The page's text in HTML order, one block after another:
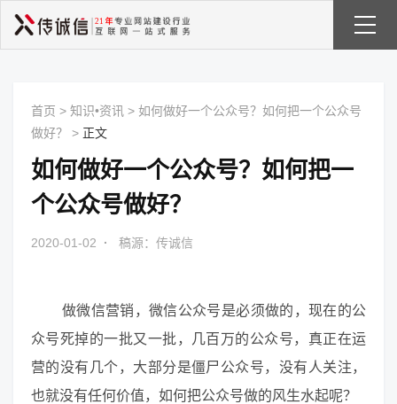
首页 > 知识•资讯 > 如何做好一个公众号？如何把一个公众号
做好？
> 正文
如何做好一个公众号？如何把一
个公众号做好？
2020-01-02 · 稿源：传诚信
做微信营销，微信公众号是必须做的，现在的公
众号死掉的一批又一批，几百万的公众号，真正在运
营的没有几个，大部分是僵尸公众号，没有人关注，
也就没有任何价值，如何把公众号做的风生水起呢？